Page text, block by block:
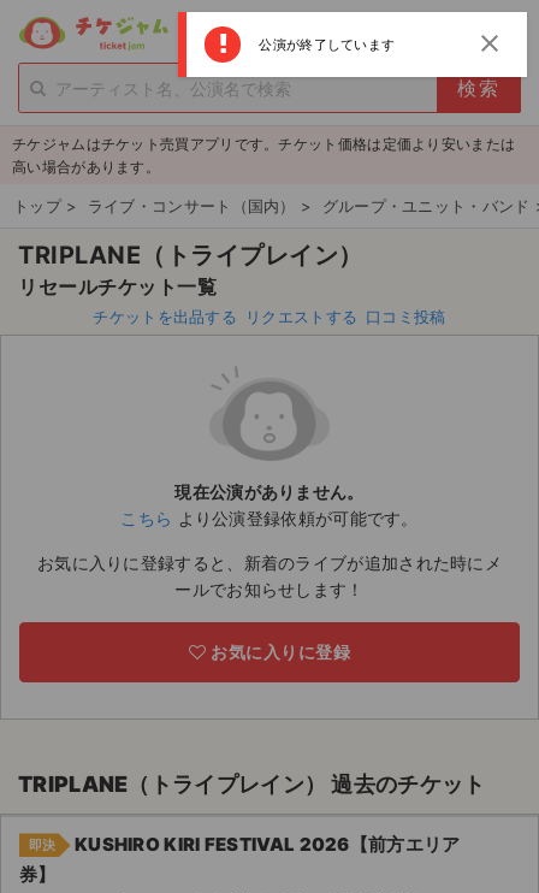
menu
person_add 新規会員登録
チケットを探す
新着チケット
値下げしたチケット
都道府県からチケットを探す
チケットのリクエスト一覧
ライブ・コンサート（国内）
ライブ・コンサート（海外）
スポーツ
ご利用ガイド
チケジャムはチケット売買アプリです。チケット価格は定価より安いまたは
高い場合があります。
トップ > ライブ・コンサート（国内） > グループ・ユニット・バンド
公演が終了しています close
TRIPLANE（トライプレイン）
リセールチケット一覧
チケットを出品する リクエストする 口コミ投稿
現在公演がありません。
こちら より公演登録依頼が可能です。
お気に入りに登録すると、新着のライブが追加された時にメ
ールでお知らせします！
お気に入りに登録
TRIPLANE（トライプレイン） 過去のチケット
即決
KUSHIRO KIRI FESTIVAL 2026【前方エリア
券】